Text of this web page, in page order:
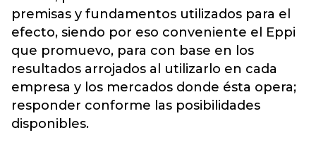
premisas y fundamentos utilizados para el
efecto, siendo por eso conveniente el Eppi
que promuevo, para con base en los
resultados arrojados al utilizarlo en cada
empresa y los mercados donde ésta opera;
responder conforme las posibilidades
disponibles.